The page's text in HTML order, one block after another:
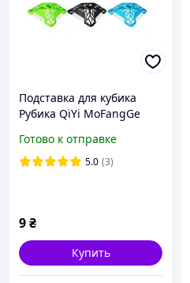
Подставка для кубика
Рубика QiYi MoFangGe
Готово к отправке
5.0 (3)
9₴
Купить